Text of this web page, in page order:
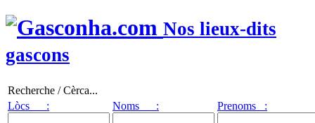
Nos lieux-dits
gascons
Recherche / Cèrca...
Lòcs :
Noms : Prenoms :